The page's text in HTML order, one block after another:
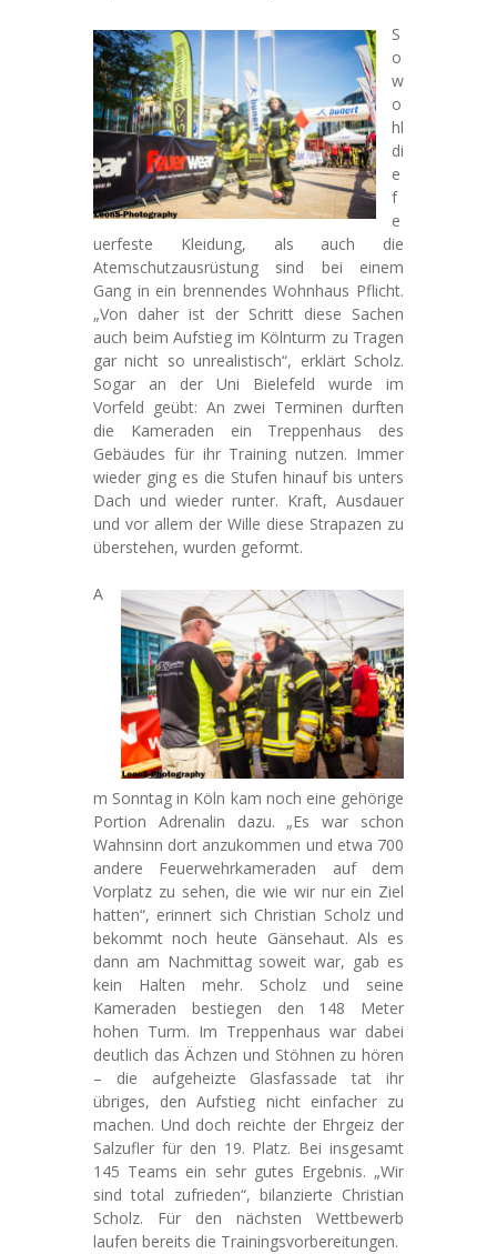
S
o
w
o
hl
di
e
f
e
uerfeste Kleidung, als auch die
Atemschutzausrüstung sind bei einem
Gang in ein brennendes Wohnhaus Pflicht.
„Von daher ist der Schritt diese Sachen
auch beim Aufstieg im Kölnturm zu Tragen
gar nicht so unrealistisch“, erklärt Scholz.
Sogar an der Uni Bielefeld wurde im
Vorfeld geübt: An zwei Terminen durften
die Kameraden ein Treppenhaus des
Gebäudes für ihr Training nutzen. Immer
wieder ging es die Stufen hinauf bis unters
Dach und wieder runter. Kraft, Ausdauer
und vor allem der Wille diese Strapazen zu
überstehen, wurden geformt.
A
m Sonntag in Köln kam noch eine gehörige
Portion Adrenalin dazu. „Es war schon
Wahnsinn dort anzukommen und etwa 700
andere Feuerwehrkameraden auf dem
Vorplatz zu sehen, die wie wir nur ein Ziel
hatten“, erinnert sich Christian Scholz und
bekommt noch heute Gänsehaut. Als es
dann am Nachmittag soweit war, gab es
kein Halten mehr. Scholz und seine
Kameraden bestiegen den 148 Meter
hohen Turm. Im Treppenhaus war dabei
deutlich das Ächzen und Stöhnen zu hören
– die aufgeheizte Glasfassade tat ihr
übriges, den Aufstieg nicht einfacher zu
machen. Und doch reichte der Ehrgeiz der
Salzufler für den 19. Platz. Bei insgesamt
145 Teams ein sehr gutes Ergebnis. „Wir
sind total zufrieden“, bilanzierte Christian
Scholz. Für den nächsten Wettbewerb
laufen bereits die Trainingsvorbereitungen.